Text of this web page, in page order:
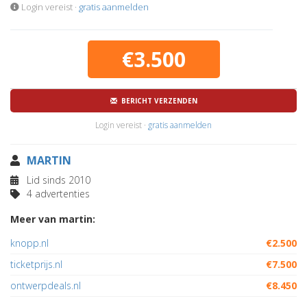
Login vereist · gratis aanmelden
€3.500
BERICHT VERZENDEN
Login vereist · gratis aanmelden
MARTIN
Lid sinds 2010
4 advertenties
Meer van martin:
knopp.nl
€2.500
ticketprijs.nl
€7.500
ontwerpdeals.nl
€8.450